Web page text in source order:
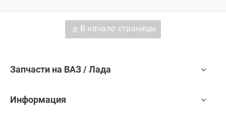
В начало страницы
Запчасти на ВАЗ / Лада
Информация